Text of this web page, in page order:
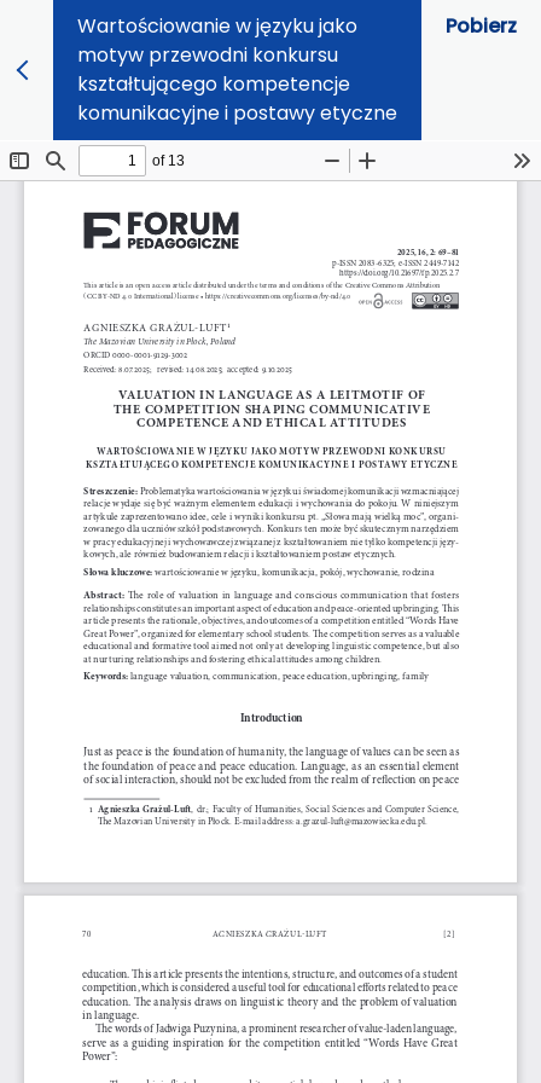
Wartościowanie w języku jako
motyw przewodni konkursu
kształtującego kompetencje
komunikacyjne i postawy etyczne
Pobierz